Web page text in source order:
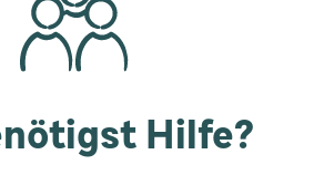
Hilfe?